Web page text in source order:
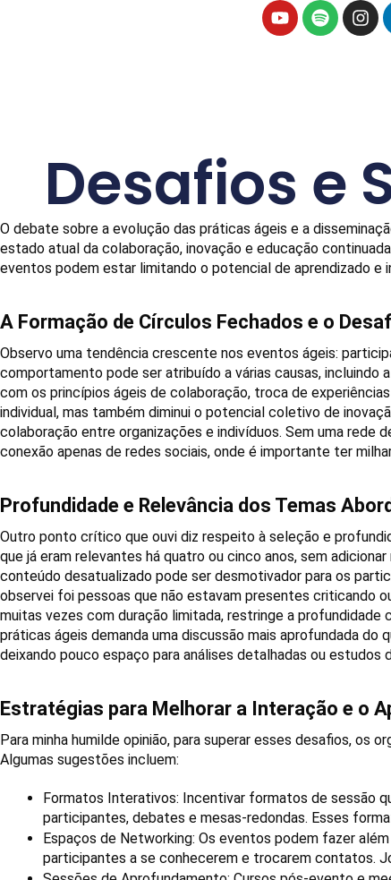
Desafios e
O debate sobre a evolução das práticas ágeis e a
estado atual da colaboração, inovação e educação
eventos podem estar limitando o potencial de aprendizado e
A Formação de Círculos Fechados e o
Observo uma tendência crescente nos eventos ágeis:
comportamento pode ser atribuído a várias causas,
com os princípios ágeis de colaboração, troca de
individual, mas também diminui o potencial coletivo de
colaboração entre organizações e indivíduos. Sem uma rede
conexão apenas de redes sociais, onde é importante ter
Profundidade e Relevância dos Temas
Outro ponto crítico que ouvi diz respeito à seleção e
que já eram relevantes há quatro ou cinco anos, sem adicionar
conteúdo desatualizado pode ser desmotivador para os
observei foi pessoas que não estavam presentes criticando
muitas vezes com duração limitada, restringe a
práticas ágeis demanda uma discussão mais aprofundada
deixando pouco espaço para análises detalhadas ou estudos
Estratégias para Melhorar a Interação e o
Para minha humilde opinião, para superar esses desafios,
Algumas sugestões incluem:
Formatos Interativos: Incentivar formatos de sessão
participantes, debates e mesas-redondas. Esses
Espaços de Networking: Os eventos podem fazer
participantes a se conhecerem e trocarem contatos.